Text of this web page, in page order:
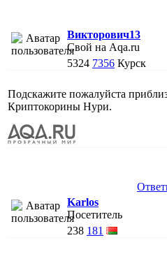
Викторович13
Свой на Aqa.ru
5324 7356 Курск
Подскажите пожалуйста
Криптокорины Нури.
Karlos
Посетитель
238 181